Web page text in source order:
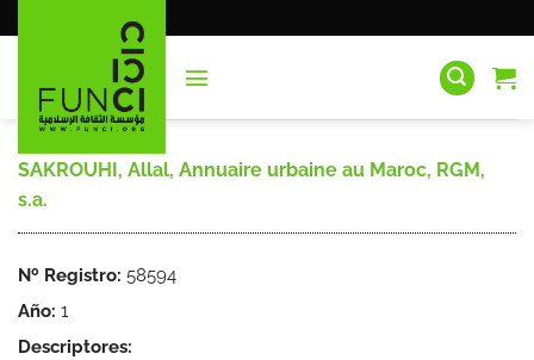
al
SAKROUHI, Allal, Annuaire urbaine au Maroc, RGM,
s.a.
Nº Registro: 58594
Año: 1
Descriptores: